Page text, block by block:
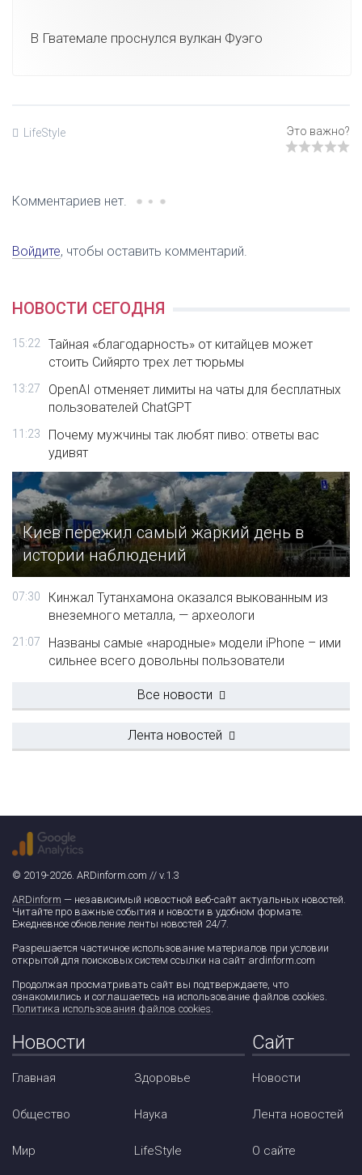
В Гватемале проснулся вулкан Фуэго
LifeStyle
Комментариев нет.
Войдите, чтобы оставить комментарий.
НОВОСТИ СЕГОДНЯ
15:22
Тайная «благодарность» от китайцев может
стоить Сийярто трех лет тюрьмы
13:27
OpenAI отменяет лимиты на чаты для бесплатных
пользователей ChatGPT
11:23
Почему мужчины так любят пиво: ответы вас
удивят
Киев пережил самый жаркий день в
истории наблюдений
07:30
Кинжал Тутанхамона оказался выкованным из
внеземного металла, — археологи
21:07
Названы самые «народные» модели iPhone – ими
сильнее всего довольны пользователи
Все новости
Лента новостей
© 2019-2026. ARDinform.com // v.1.3
ARDinform — независимый новостной веб-сайт актуальных новостей.
Читайте про важные события и новости в удобном формате.
Ежедневное обновление ленты новостей 24/7.
Разрешается частичное использование материалов при условии
открытой для поисковых систем ссылки на сайт ardinform.com
Продолжая просматривать сайт вы подтверждаете, что
ознакомились и соглашаетесь на использование файлов cookies.
Политика использования файлов cookies.
Новости
Главная
Общество
Мир
Здоровье
Наука
LifeStyle
Сайт
Новости
Лента новостей
О сайте